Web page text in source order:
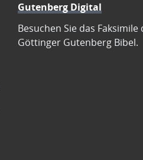
Gutenberg Digital
Besuchen Sie das Faksimile
Göttinger Gutenberg Bibel.